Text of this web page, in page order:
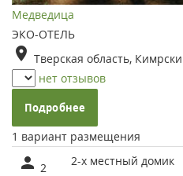
Медведица
ЭКО-ОТЕЛЬ
Тверская область,
нет отзывов
Подробнее
1 вариант размещения
2 2-х местный домик